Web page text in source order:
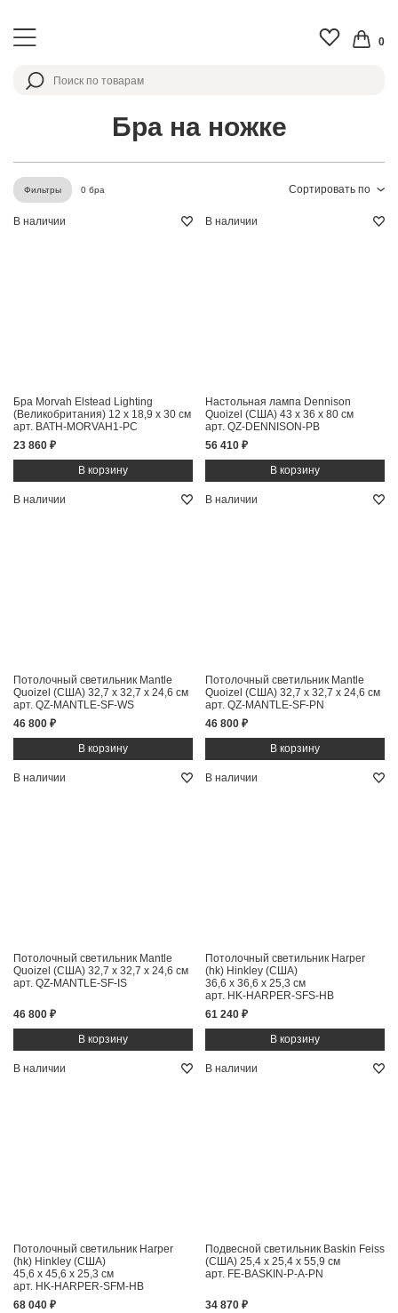
0
Бра на ножке
Сортировать по
Фильтры 0 бра
В наличии
Бра Morvah Elstead Lighting
(Великобритания) 12 x 18,9 x 30 см
арт. BATH-MORVAH1-PC
23 860 ₽
В наличии
Настольная лампа Dennison
Quoizel (США) 43 x 36 x 80 см
арт. QZ-DENNISON-PB
56 410 ₽
В наличии
Потолочный светильник Mantle
Quoizel (США) 32,7 x 32,7 x 24,6 см
арт. QZ-MANTLE-SF-WS
46 800 ₽
В наличии
Потолочный светильник Mantle
Quoizel (США) 32,7 x 32,7 x 24,6 см
арт. QZ-MANTLE-SF-PN
46 800 ₽
В наличии
Потолочный светильник Mantle
Quoizel (США) 32,7 x 32,7 x 24,6 см
арт. QZ-MANTLE-SF-IS
46 800 ₽
В наличии
Потолочный светильник Harper
(hk) Hinkley (США)
36,6 x 36,6 x 25,3 см
арт. HK-HARPER-SFS-HB
61 240 ₽
В наличии
Потолочный светильник Harper
(hk) Hinkley (США)
45,6 x 45,6 x 25,3 см
арт. HK-HARPER-SFM-HB
68 040 ₽
В наличии
Подвесной светильник Baskin Feiss
(США) 25,4 x 25,4 x 55,9 см
арт. FE-BASKIN-P-A-PN
34 870 ₽